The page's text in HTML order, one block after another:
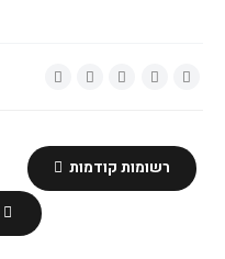
רשומות קודמות